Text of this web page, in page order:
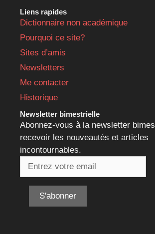
Liens rapides
Dictionnaire non académique
Pourquoi ce site?
Sites d’amis
Newsletters
Me contacter
Historique
Newsletter bimestrielle
Abonnez-vous à la newsletter
recevoir les nouveautés et articles
incontournables.